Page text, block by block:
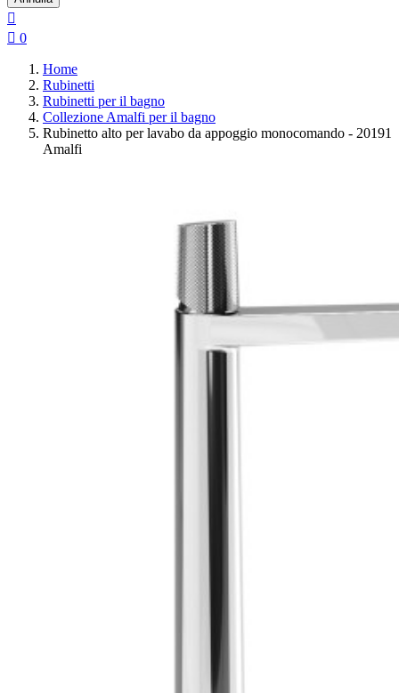

 0
Home
Rubinetti
Rubinetti per il bagno
Collezione Amalfi per il bagno
Rubinetto alto per lavabo da appoggio monocomando - 20191
Amalfi